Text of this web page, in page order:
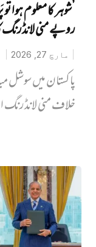
’شوہر کا معلوم ہوا
روپے منی لانڈرنگ
مارچ 27, 2026
پاکستان میں سوشل
خلاف منی لانڈرنگ اور 2.5 ارب روپے کے